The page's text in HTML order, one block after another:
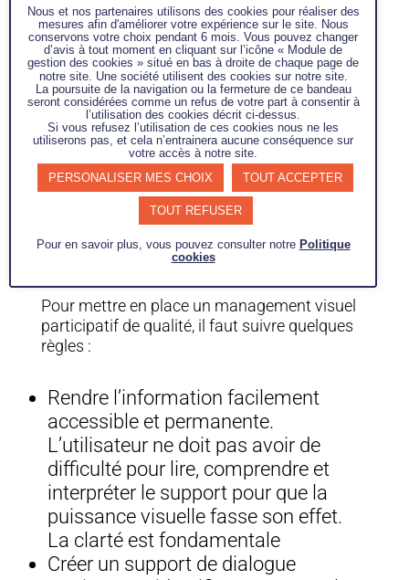
l’analyse des problèmes en facilitant
la réactivité
Faciliter et simplifier la définition
des objectifs et de la stratégie
La mise en place d’un MVP rentre dans la
volonté de mettre en place une stratégie
d’entreprise transparente et agile. Il prend
également en compte les besoins et les
exigences des clients grâce à une meilleure
communication et une prise de décisions faite
Pour mettre en place un management visuel
participatif de qualité, il faut suivre quelques
règles :
Rendre l’information facilement
accessible et permanente.
L’utilisateur ne doit pas avoir de
difficulté pour lire, comprendre et
interpréter le support pour que la
puissance visuelle fasse son effet.
La clarté est fondamentale
Créer un support de dialogue
Nous et nos partenaires utilisons des cookies pour réaliser des
mesures afin d'améliorer votre expérience sur le site. Nous
conservons votre choix pendant 6 mois. Vous pouvez changer
d’avis à tout moment en cliquant sur l’icône « Module de
gestion des cookies » situé en bas à droite de chaque page de
notre site. Une société utilisent des cookies sur notre site.
La poursuite de la navigation ou la fermeture de ce bandeau
seront considérées comme un refus de votre part à consentir à
l’utilisation des cookies décrit ci-dessus.
Si vous refusez l’utilisation de ces cookies nous ne les
utiliserons pas, et cela n’entrainera aucune conséquence sur
votre accès à notre site.
PERSONALISER MES CHOIX
TOUT ACCEPTER
TOUT REFUSER
Pour en savoir plus, vous pouvez consulter notre Politique
cookies